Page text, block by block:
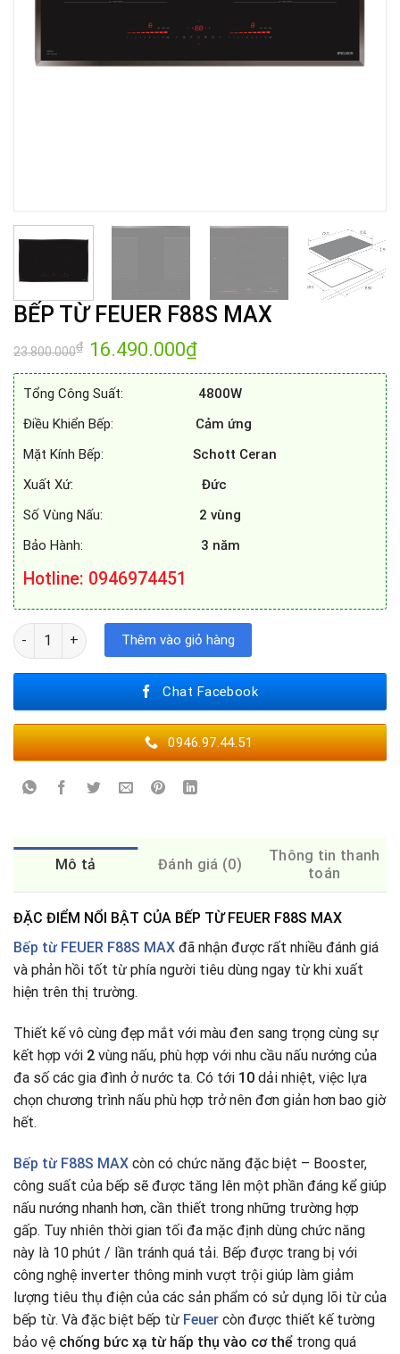
BẾP TỪ FEUER F88S MAX
23.800.000₫ Giá
gốc
là:
23.800.000₫.
16.490.000₫Giá
tại
16.490.000₫.
Tổng Công Suất:
4800W
Điều Khiển Bếp: Cảm ứng
Mặt Kính Bếp: Schott Ceran
Xuất Xứ: Đức
Số Vùng Nấu: 2 vùng
Bảo Hành: 3 năm
Hotline: 0946974451
BẾP TỪ FEUER F88S MAX số lượng
Thêm vào giỏ hàng
Chat Facebook
0946.97.44.51
Mô tả Đánh giá (0)
Thông tin thanh
toán
ĐẶC ĐIỂM NỔI BẬT CỦA BẾP TỪ FEUER F88S MAX
Bếp từ FEUER F88S MAX đã nhận được rất nhiều đánh giá
và phản hồi tốt từ phía người tiêu dùng ngay từ khi xuất
hiện trên thị trường.
Thiết kế vô cùng đẹp mắt với màu đen sang trọng cùng sự
kết hợp với 2 vùng nấu, phù hợp với nhu cầu nấu nướng của
đa số các gia đình ở nước ta. Có tới 10 dải nhiệt, việc lựa
chọn chương trình nấu phù hợp trở nên đơn giản hơn bao giờ
hết.
Bếp từ F88S MAX còn có chức năng đặc biệt – Booster,
công suất của bếp sẽ được tăng lên một phần đáng kể giúp
nấu nướng nhanh hơn, cần thiết trong những trường hợp
gấp. Tuy nhiên thời gian tối đa mặc định dùng chức năng
này là 10 phút / lần tránh quá tải. Bếp được trang bị với
công nghệ inverter thông minh vượt trội giúp làm giảm
lượng tiêu thụ điện của các sản phẩm có sử dụng lõi từ của
bếp từ. Và đặc biệt bếp từ Feuer còn được thiết kế tường
bảo vệ chống bức xạ từ hấp thụ vào cơ thể trong quá